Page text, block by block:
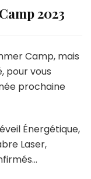
2023
Camp, mais
pour vous
prochaine
Énergétique,
Laser,